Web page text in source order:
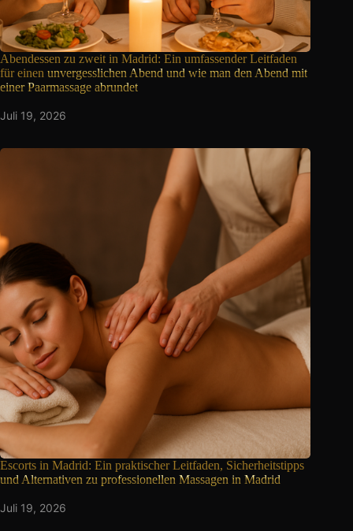
Abendessen zu zweit in Madrid: Ein umfassender Leitfaden
für einen unvergesslichen Abend und wie man den Abend mit
einer Paarmassage abrundet
Juli 19, 2026
Escorts in Madrid: Ein praktischer Leitfaden, Sicherheitstipps
und Alternativen zu professionellen Massagen in Madrid
Juli 19, 2026